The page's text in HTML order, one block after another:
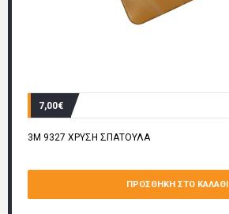
7,00€
3M 9327 ΧΡΥΣΗ ΣΠΑΤΟΥΛΑ
ΠΡΟΣΘΉΚΗ ΣΤΟ ΚΑΛΆΘΙ